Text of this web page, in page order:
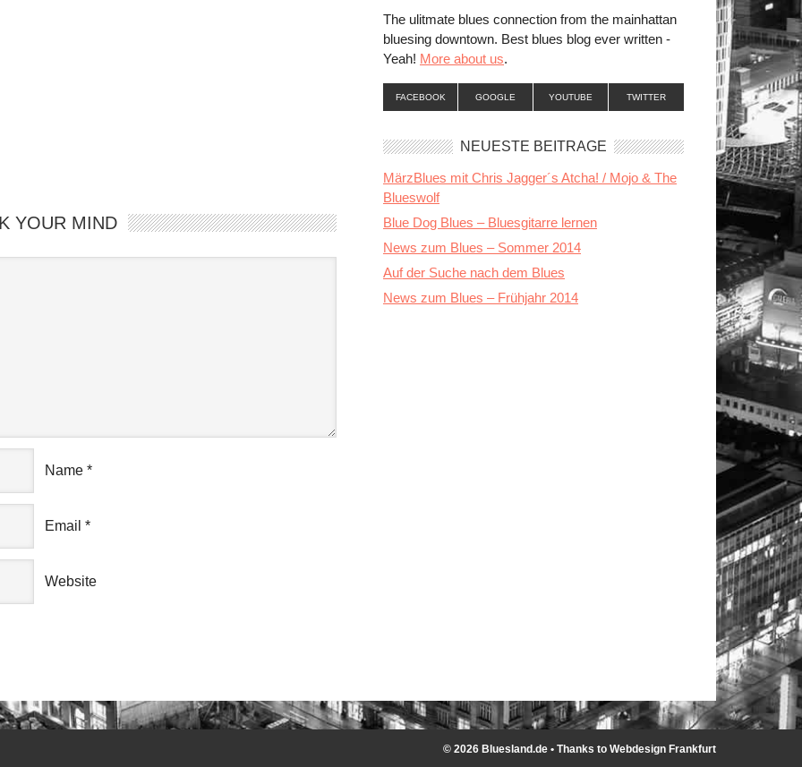
YOUR MIND
Name *
Email *
Website
The ulitmate blues connection from the mainhattan
bluesing downtown. Best blues blog ever written -
Yeah! More about us.
FACEBOOK GOOGLE YOUTUBE TWITTER
NEUESTE BEITRÄGE
MärzBlues mit Chris Jagger´s Atcha! / Mojo & The
Blueswolf
Blue Dog Blues – Bluesgitarre lernen
News zum Blues – Sommer 2014
Auf der Suche nach dem Blues
News zum Blues – Frühjahr 2014
© 2026 Bluesland.de • Thanks to Webdesign Frankfurt